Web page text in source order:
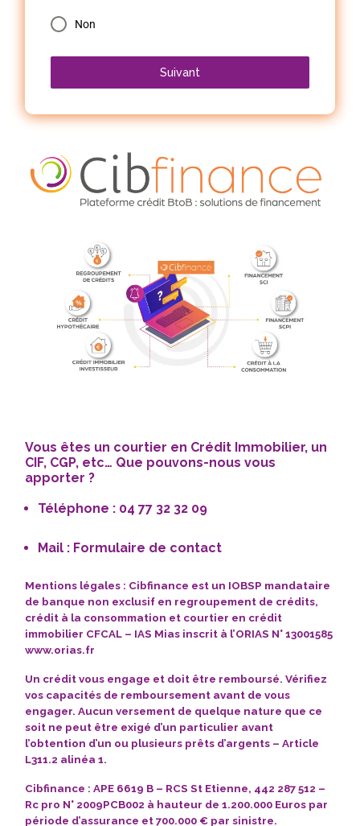
Non
Suivant
Vous êtes un courtier en Crédit Immobilier, un
CIF, CGP, etc… Que pouvons-nous vous
apporter ?
Téléphone : 04 77 32 32 09
Mail : Formulaire de contact
Mentions légales : Cibfinance est un IOBSP mandataire
de banque non exclusif en regroupement de crédits,
crédit à la consommation et courtier en crédit
immobilier CFCAL – IAS Mias inscrit à l’ORIAS N° 13001585
www.orias.fr
Un crédit vous engage et doit être remboursé.Vérifiez
vos capacités de remboursement avant de vous
engager.Aucun versement de quelque nature que ce
soit ne peut être exigé d’un particulier avant
l’obtention d’un ou plusieurs prêts d’argents – Article
L311.2 alinéa 1.
Cibfinance : APE 6619 B – RCS St Etienne, 442 287 512 –
Rc pro N° 2009PCB002 à hauteur de 1.200.000 Euros par
période d’assurance et 700.000 € par sinistre.